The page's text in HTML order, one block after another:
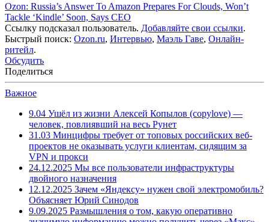
Ozon: Russia’s Answer To Amazon Prepares For Clouds, Won’t
Tackle ‘Kindle’ Soon, Says CEO
Ссылку подсказал пользователь. Добавляйте свои ссылки.
Быстрый поиск: Ozon.ru, Интервью, Маэль Гаве, Онлайн-
ритейл.
Обсудить
Поделиться
Важное
9.04 Ушёл из жизни Алексей Копылов (copylove) —
человек, повлиявший на весь Рунет
31.03 Минцифры требует от топовых российских веб-
проектов не оказывать услуги клиентам, сидящим за
VPN и прокси
24.12.2025 Мы все пользователи инфраструктуры
двойного назначения
12.12.2025 Зачем «Яндексу» нужен свой электромобиль?
Объясняет Юрий Синодов
9.09.2025 Размышления о том, какую оперативно